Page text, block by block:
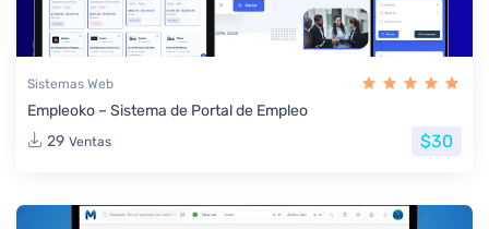
Sistemas Web
Empleoko – Sistema de Portal de Empleo
29 Ventas $30